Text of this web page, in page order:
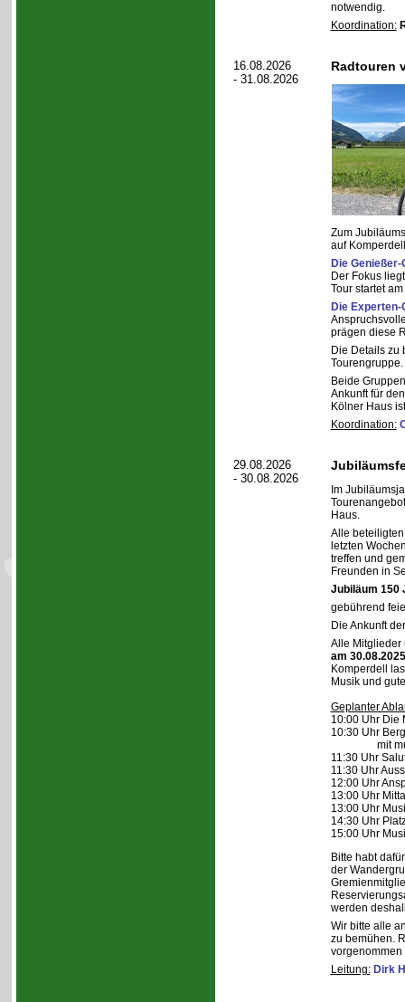
notwendig.
Koordination:
16.08.2026
- 31.08.2026
Radtouren
Zum
auf
Die Genießer-
Der Fokus
Tour startet
Die Experten-
prägen diese
Die Details zu
Tourengruppe.
Beide
Ankunft für
Kölner Haus
Koordination:
29.08.2026
- 30.08.2026
Im
Haus.
Alle
letzten
treffen und
Freunden in
Jubiläum 150
gebührend
Die Ankunft
Alle Mitglieder
am 30.08.2025
Komperdell
Musik und
Geplanter
10:00 Uhr Die
10:30 Uhr
mit
11:30 Uhr
11:30 Uhr
12:00 Uhr
13:00 Uhr
13:00 Uhr
14:30 Uhr
15:00 Uhr
Bitte habt
der
werden
Wir bitte alle
zu bemühen.
vorgenommen
Leitung: Dirk